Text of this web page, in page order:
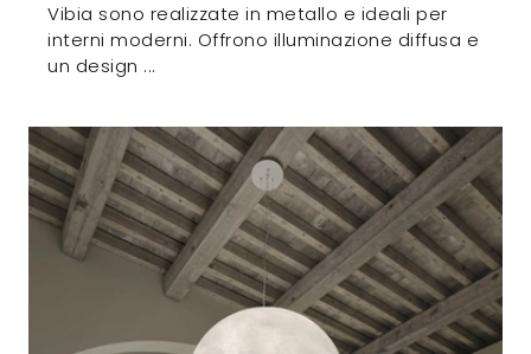
Vibia sono realizzate in metallo e ideali per
interni moderni. Offrono illuminazione diffusa e
un design ...